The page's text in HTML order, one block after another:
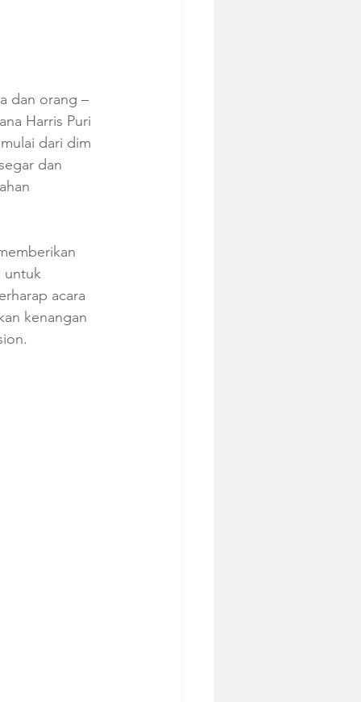
dan orang –
Harris Puri
dari dim
dan
untuk
acara
kenangan